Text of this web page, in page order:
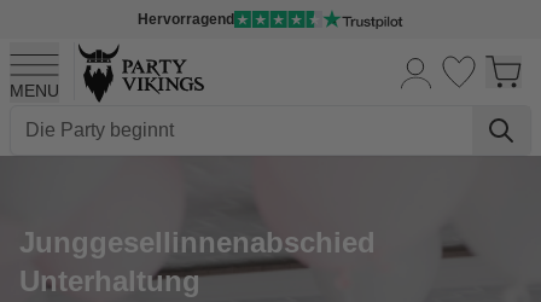
Hervorragend
MENU
Junggesellinnenabschied
Unterhaltung